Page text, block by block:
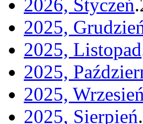
2026, Styczeń.
2025,
2025, Listopad
2025,
2025, Wrzesień
2025, Sierpień.